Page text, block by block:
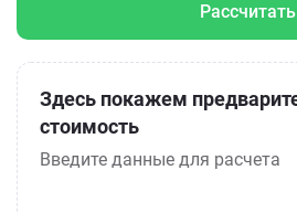
Рассчитать
Здесь покажем
стоимость
Введите данные для расчета